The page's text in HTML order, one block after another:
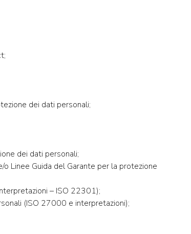
dei dati personali;
dei dati personali;
Linee Guida del Garante per la protezione
– ISO 22301);
(ISO 27000 e interpretazioni);